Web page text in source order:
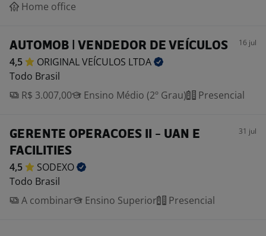
Home office
AUTOMOB | VENDEDOR DE VEÍCULOS 16 jul
4,5 ORIGINAL VEÍCULOS LTDA
Todo Brasil
R$ 3.007,00
Ensino Médio (2º Grau) Presencial
GERENTE OPERACOES II - UAN E
FACILITIES
31 jul
4,5
SODEXO
Todo Brasil
A combinar
Ensino Superior Presencial